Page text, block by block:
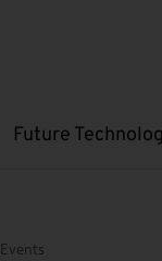
Future
Open submenu
Events